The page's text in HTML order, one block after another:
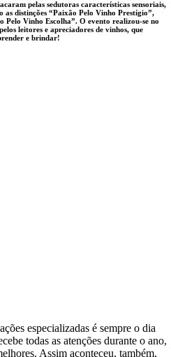
pelas sedutoras características sensoriais,
as distinções “Paixão Pelo Vinho Prestígio”,
Pelo Vinho Escolha”. O evento realizou-se no
leitores e apreciadores de vinhos, que
e brindar!
especializadas é sempre o dia
todas as atenções durante o ano,
Assim aconteceu, também,